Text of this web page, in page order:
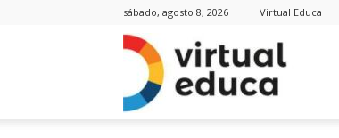
sábado, agosto 8, 2026 Virtual Educa